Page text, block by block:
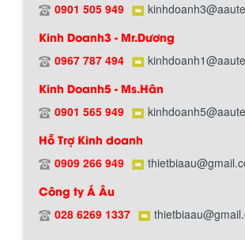
0901 505 949
Kinh Doanh3 - Mr.Dương
0967 787 494
Kinh Doanh5 - Ms.Hân
0901 565 949
Hỗ Trợ Kinh doanh
0909 266 949
Công ty Á Âu
028 6269 1337
tạo gồm 2 lớp
làm giảm nhiệt độ